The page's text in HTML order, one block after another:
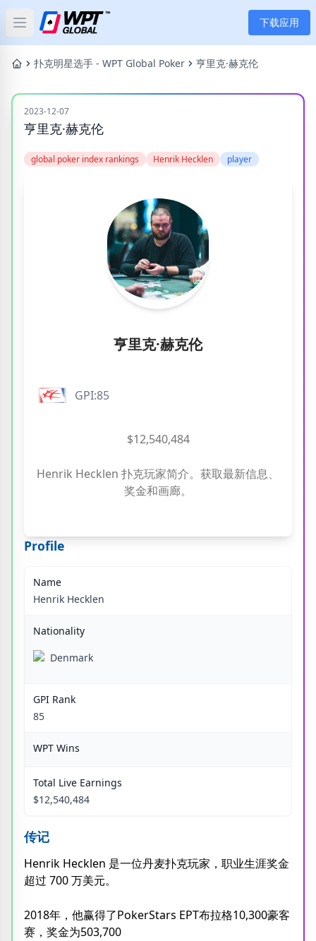
Open main menu 下载应用
首页
新闻
扑克
应用
玩家
分类
标签
扑克明星选手 - WPT Global Poker 亨里克·赫克伦
2023-12-07
亨里克·赫克伦
global poker index rankings Henrik Hecklen player
亨里克·赫克伦
GPI:85
$12,540,484
Henrik Hecklen 扑克玩家简介。获取最新信息、
奖金和画廊。
Profile
Name
Henrik Hecklen
Nationality
Denmark
GPI Rank
85
WPT Wins
Total Live Earnings
$12,540,484
传记
Henrik Hecklen 是一位丹麦扑克玩家，职业生涯奖金
超过 700 万美元。
2018年，他赢得了PokerStars EPT布拉格10,300豪客
赛，奖金为503,700